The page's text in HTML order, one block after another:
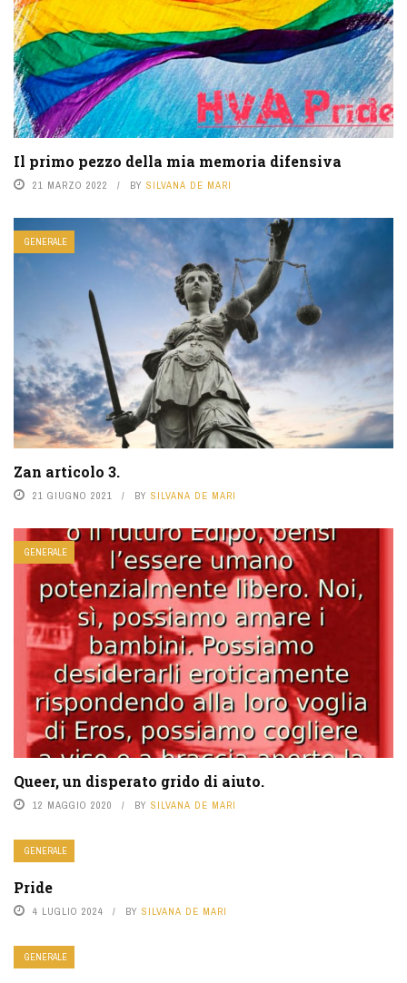
Il primo pezzo della mia memoria difensiva
21 MARZO 2022 BY SILVANA DE MARI
GENERALE
Zan articolo 3.
21 GIUGNO 2021 BY SILVANA DE MARI
GENERALE
Queer, un disperato grido di aiuto.
12 MAGGIO 2020 BY SILVANA DE MARI
GENERALE
Pride
4 LUGLIO 2024 BY SILVANA DE MARI
GENERALE